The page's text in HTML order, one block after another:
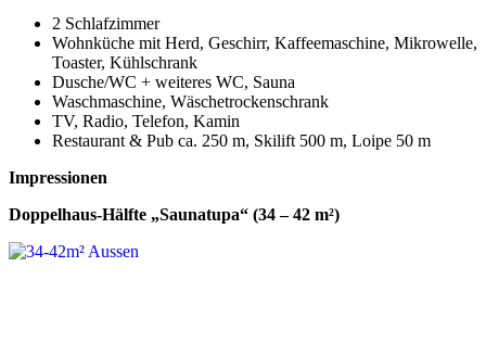
2 Schlafzimmer
Wohnküche mit Herd, Geschirr, Kaffeemaschine, Mikrowelle,
Toaster, Kühlschrank
Dusche/WC + weiteres WC, Sauna
Waschmaschine, Wäschetrockenschrank
TV, Radio, Telefon, Kamin
Restaurant & Pub ca. 250 m, Skilift 500 m, Loipe 50 m
Impressionen
Doppelhaus-Hälfte „Saunatupa“ (34 – 42 m²)